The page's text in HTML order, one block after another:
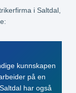
i Saltdal,
kunnskapen
på en
har også